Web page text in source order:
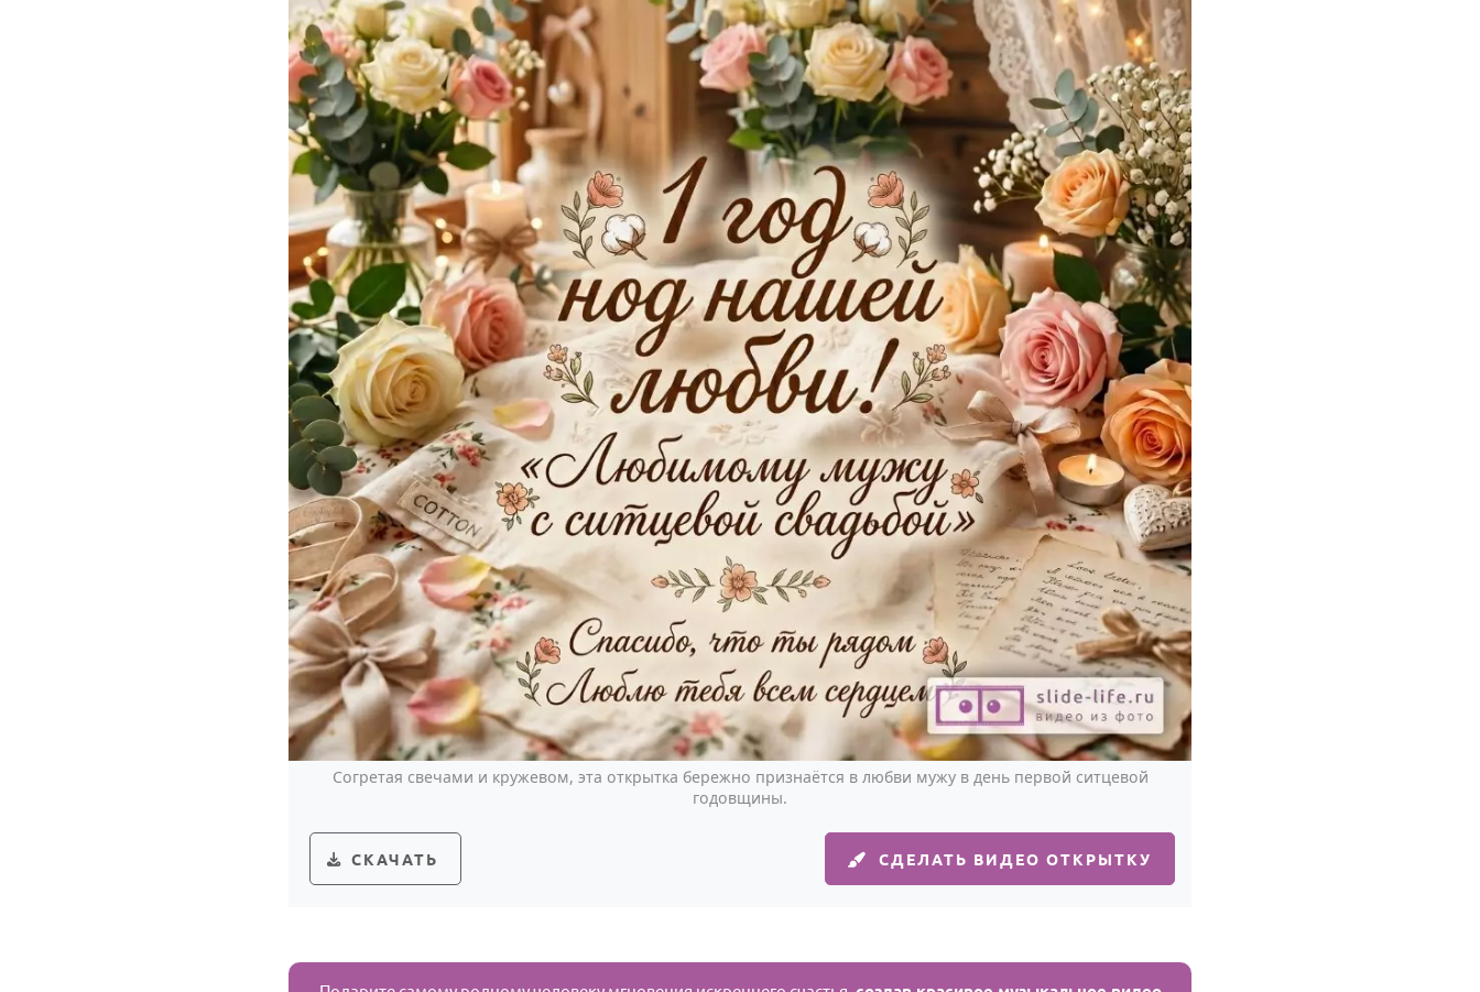
Согретая свечами и кружевом, эта открытка бережно признаётся в любви мужу в день первой ситцевой
годовщины.
СКАЧАТЬ СДЕЛАТЬ ВИДЕО ОТКРЫТКУ